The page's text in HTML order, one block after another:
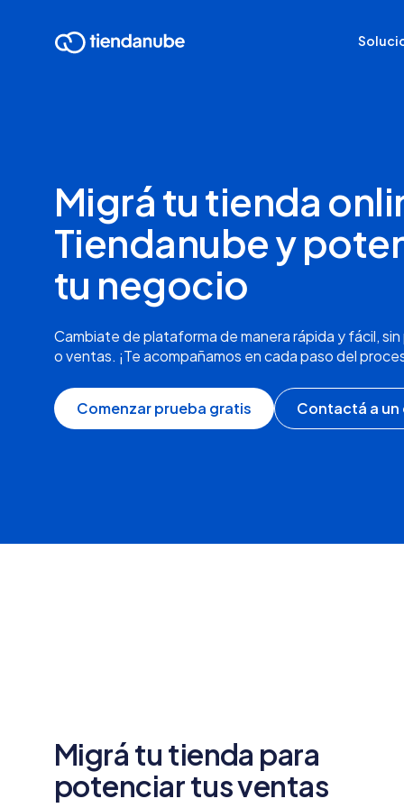
Migrá tu tienda
Tiendanube y
tu negocio
Cambiate de plataforma de manera rápida y fácil,
o ventas. ¡Te acompañamos en cada paso del
Comenzar prueba gratis Contactá a
Migrá tu tienda para
potenciar tus ventas